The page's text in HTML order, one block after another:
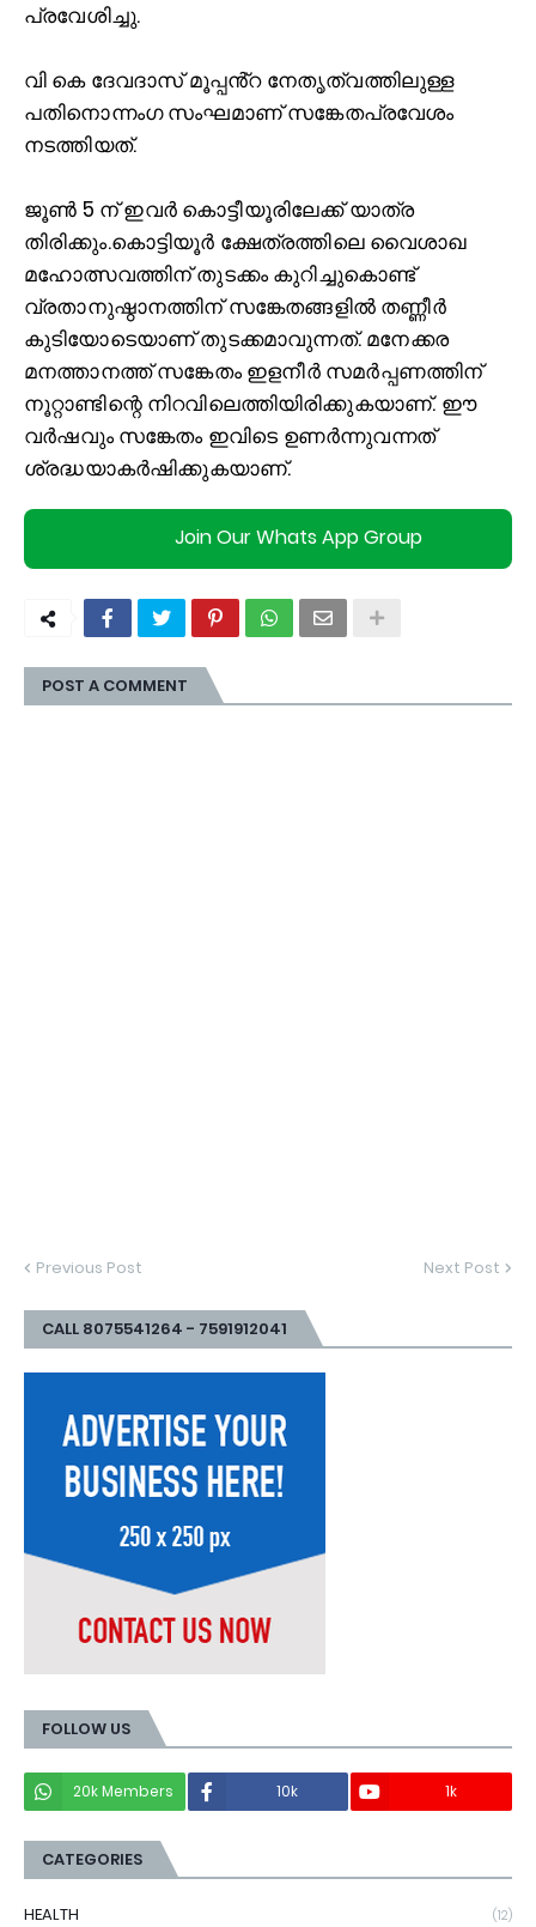
പ്രവേശിച്ചു.
വി കെ ദേവദാസ് മൂപ്പൻ്റ നേതൃത്വത്തിലുള്ള
പതിനൊന്നംഗ സംഘമാണ് സങ്കേതപ്രവേശം
നടത്തിയത്.
ജൂണ്‍ 5 ന് ഇവർ കൊട്ടീയൂരിലേക്ക് യാത്ര
തിരിക്കും.കൊട്ടിയൂർ ക്ഷേത്രത്തിലെ വൈശാഖ
മഹോത്സവത്തിന് തുടക്കം കുറിച്ചുകൊണ്ട്
വ്രതാനുഷ്ഠാനത്തിന് സങ്കേതങ്ങളില്‍ തണ്ണീർ
കുടിയോടെയാണ് തുടക്കമാവുന്നത്. മനേക്കര
മനത്താനത്ത് സങ്കേതം ഇളനീർ സമർപ്പണത്തിന്
നൂറ്റാണ്ടിന്റെ നിറവിലെത്തിയിരിക്കുകയാണ്. ഈ
വർഷവും സങ്കേതം ഇവിടെ ഉണർന്നുവന്നത്
ശ്രദ്ധയാകർഷിക്കുകയാണ്.
Join Our Whats App Group
POST A COMMENT
Previous Post Next Post
CALL 8075541264 - 7591912041
FOLLOW US
20k Members 10k 1k
CATEGORIES
HEALTH (12)